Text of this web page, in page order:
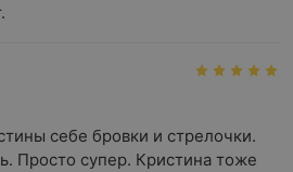
себе бровки и стрелочки.
Просто супер. Кристина тоже